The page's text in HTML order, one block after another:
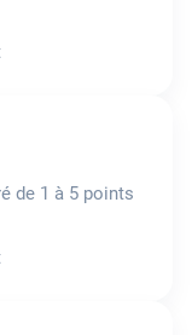
de 1 à 5 points